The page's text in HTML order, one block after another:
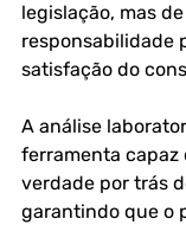
legislação, mas
responsabilidade
satisfação do
A análise
ferramenta capaz
verdade por trás
garantindo que o